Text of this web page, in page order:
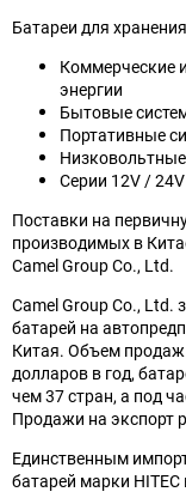
Батареи для
Коммерческие
энергии
Бытовые
Портативные
Серии 12V /
Поставки на
производимых в
Camel Group Co., Ltd.
Camel Group Co., Ltd.
батарей на
Китая. Объем продаж
долларов в год,
чем 37 стран, а под
Продажи на экспорт
Единственным
батарей марки